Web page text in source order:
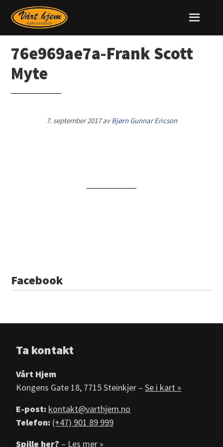
76e969ae7a-Frank Scott
Myte
7. september 2017avBjørn Gunnar Ericson
Facebook
Ta kontakt
Vårt Hjem
Kongens Gate 18, 7715 Steinkjer –Se i kart »
E-post: kontakt@varthjem.no
Telefon: (+47) 901 89 999
Spille her? – Les mer »